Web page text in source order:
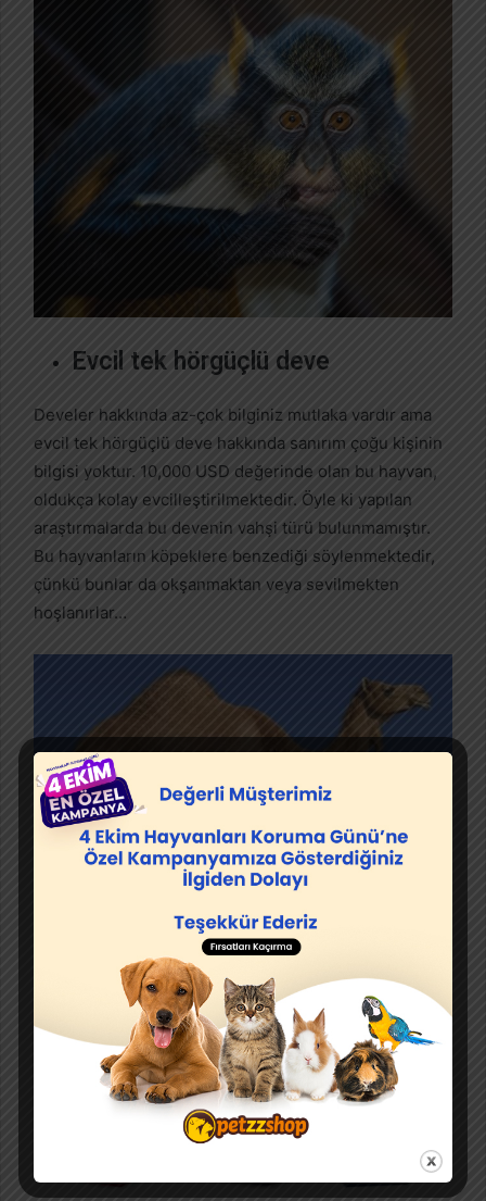
Evcil tek hörgüçlü deve
Develer hakkında az-çok bilginiz mutlaka vardır ama
evcil tek hörgüçlü deve hakkında sanırım çoğu kişinin
bilgisi yoktur. 10,000 USD değerinde olan bu hayvan,
oldukça kolay evcilleştirilmektedir. Öyle ki yapılan
araştırmalarda bu devenin vahşi türü bulunmamıştır.
Bu hayvanların köpeklere benzediği söylenmektedir,
çünkü bunlar da okşanmaktan veya sevilmekten
hoşlanırlar…